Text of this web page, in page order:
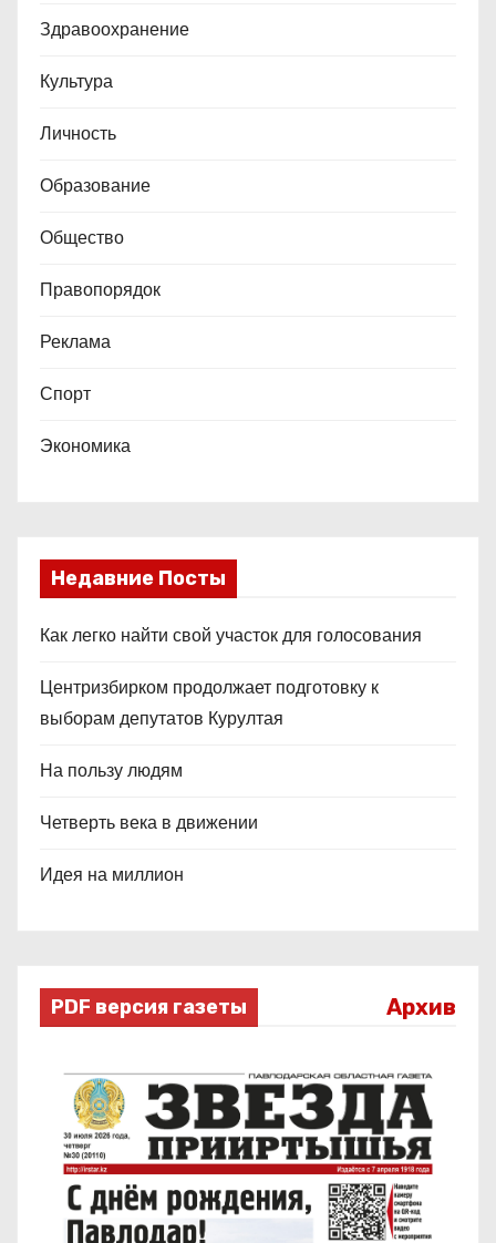
Здравоохранение
Культура
Личность
Образование
Общество
Правопорядок
Реклама
Спорт
Экономика
Недавние Посты
Как легко найти свой участок для голосования
Центризбирком продолжает подготовку к
выборам депутатов Курултая
На пользу людям
Четверть века в движении
Идея на миллион
PDF версия газеты Архив